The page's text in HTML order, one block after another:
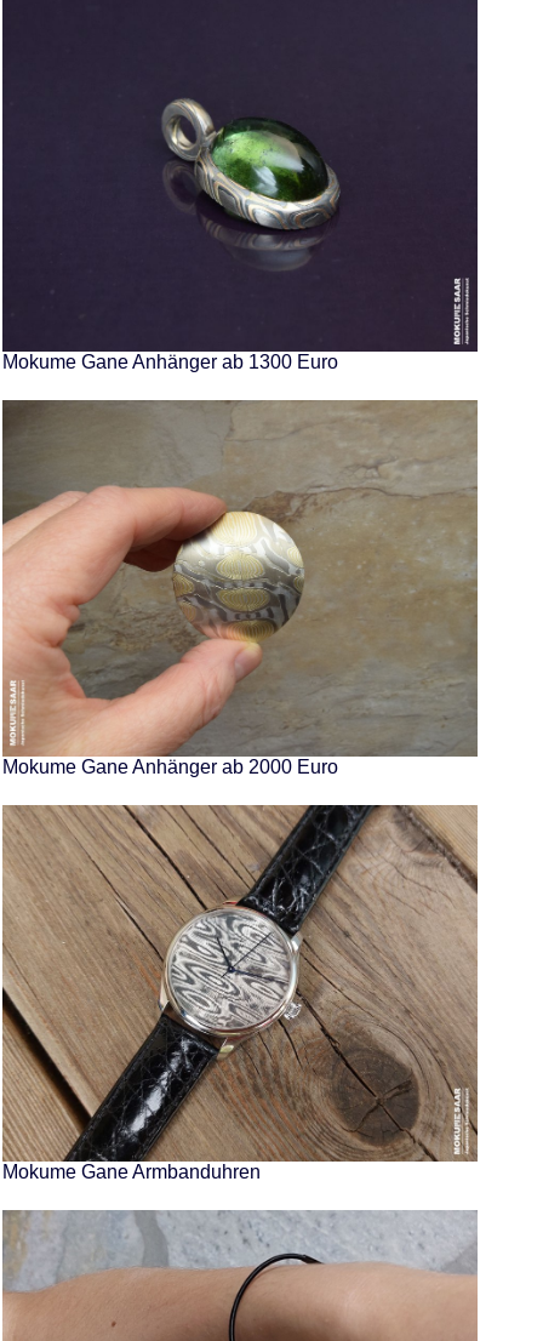
Mokume Gane Anhänger ab 1300 Euro
Mokume Gane Anhänger ab 2000 Euro
Mokume Gane Armbanduhren